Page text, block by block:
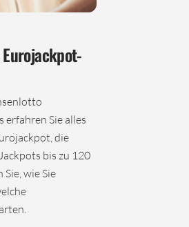
erfahren Sie alles
die
bis zu 120
wie Sie